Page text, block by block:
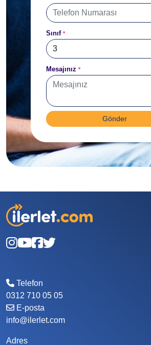
Sınıf *
Mesajınız *
Gönder
Telefon
0312 710 05 05
E-posta
info@ilerlet.com
Adres